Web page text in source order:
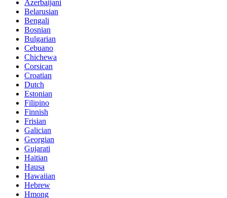
Azerbaijani
Belarusian
Bengali
Bosnian
Bulgarian
Cebuano
Chichewa
Corsican
Croatian
Dutch
Estonian
Filipino
Finnish
Frisian
Galician
Georgian
Gujarati
Haitian
Hausa
Hawaiian
Hebrew
Hmong